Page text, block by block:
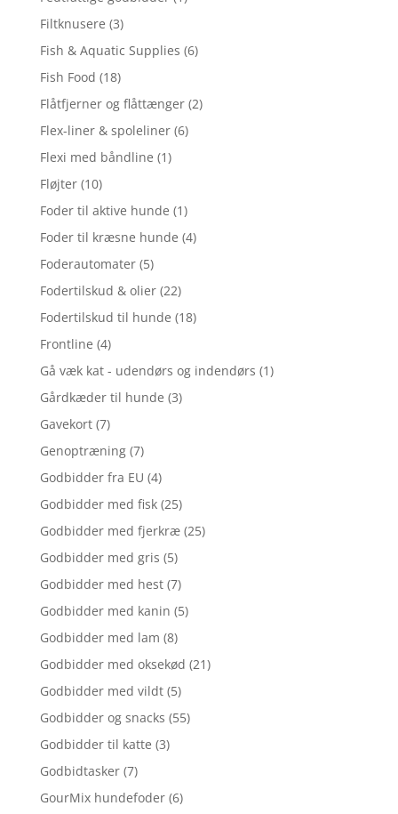
Filtknusere (3)
Fish & Aquatic Supplies (6)
Fish Food (18)
Flåtfjerner og flåttænger (2)
Flex-liner & spoleliner (6)
Flexi med båndline (1)
Fløjter (10)
Foder til aktive hunde (1)
Foder til kræsne hunde (4)
Foderautomater (5)
Fodertilskud & olier (22)
Fodertilskud til hunde (18)
Frontline (4)
Gå væk kat - udendørs og indendørs (1)
Gårdkæder til hunde (3)
Gavekort (7)
Genoptræning (7)
Godbidder fra EU (4)
Godbidder med fisk (25)
Godbidder med fjerkræ (25)
Godbidder med gris (5)
Godbidder med hest (7)
Godbidder med kanin (5)
Godbidder med lam (8)
Godbidder med oksekød (21)
Godbidder med vildt (5)
Godbidder og snacks (55)
Godbidder til katte (3)
Godbidtasker (7)
GourMix hundefoder (6)